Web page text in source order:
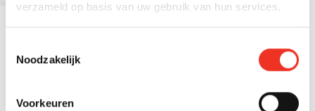
verzameld op basis van uw gebruik van hun services.
Noodzakelijk
Voorkeuren
Leeftijd buurtbewoners